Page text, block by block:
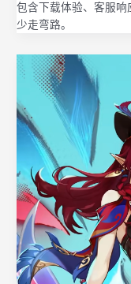
包含下载体验、客服响
少走弯路。